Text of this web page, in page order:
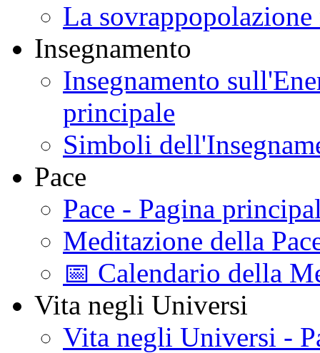
La sovrappopolazione
Insegnamento
Insegnamento
principale
Simboli
Pace
Pace - Pagina
Meditazione della
📅 Calendario della
Vita negli Universi
Vita negli Universi -